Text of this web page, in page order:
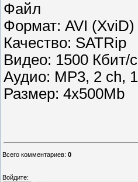
Файл
Формат: AVI (XviD)
Качество: SATRip
Видео: 1500 Кбит/
Аудио: MP3, 2 ch,
Размер: 4х500Mb
Всего комментариев: 0
Войдите: